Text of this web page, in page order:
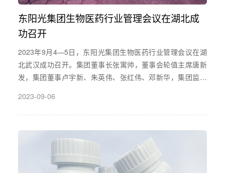
东阳光集团生物医药行业管理会议在湖北成
功召开
2023年9月4—5日，东阳光集团生物医药行业管理会议在湖
北武汉成功召开。集团董事长张寓帅，董事会轮值主席唐新
发，集团董事卢宇新、朱英伟、张红伟、邓新华，集团监事
售、职能等部门负责人80余人参加本次大会。
2023-09-06